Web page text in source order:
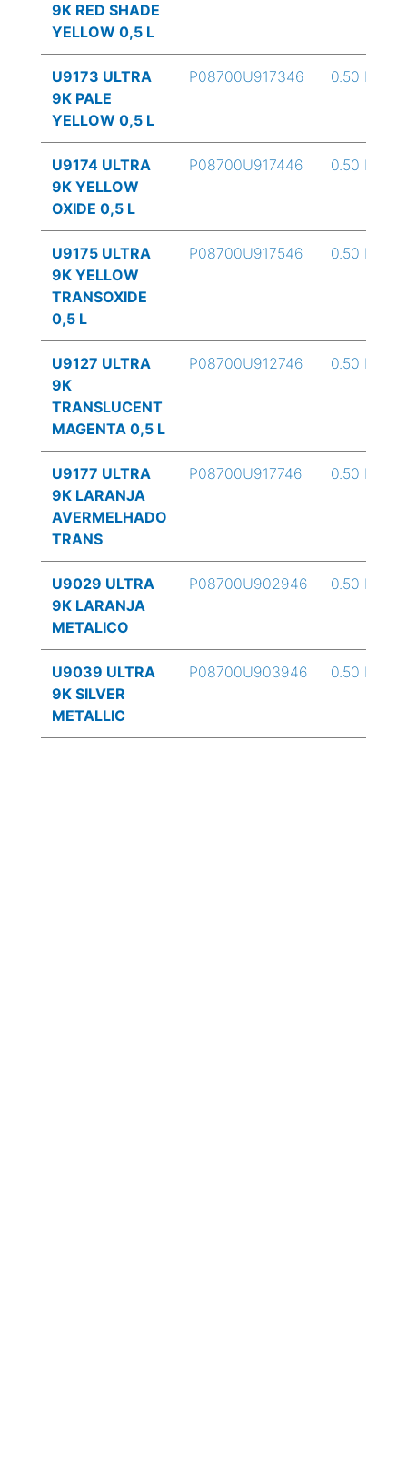
9K RED SHADE
YELLOW 0,5 L
U9173 ULTRA
9K PALE
YELLOW 0,5 L
P08700U917346 0.50 L
U9174 ULTRA
9K YELLOW
OXIDE 0,5 L
P08700U917446 0.50 L
U9175 ULTRA
9K YELLOW
TRANSOXIDE
0,5 L
P08700U917546 0.50 L
U9127 ULTRA
9K
TRANSLUCENT
MAGENTA 0,5 L
P08700U912746 0.50 L
U9177 ULTRA
9K LARANJA
AVERMELHADO
TRANS
P08700U917746 0.50 L
U9029 ULTRA
9K LARANJA
METALICO
P08700U902946 0.50 L
U9039 ULTRA
9K SILVER
METALLIC
P08700U903946 0.50 L